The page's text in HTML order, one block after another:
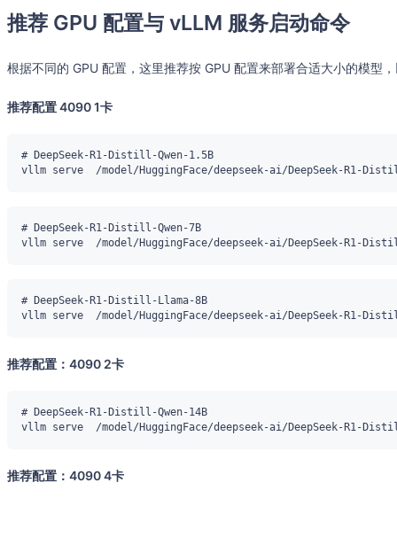
推荐 GPU 配置与 vLLM 服务启动命令
根据不同的 GPU 配置，这里推荐按 GPU 配置来部署合适大小的模型
推荐配置 4090 1卡
推荐配置：4090 2卡
推荐配置：4090 4卡